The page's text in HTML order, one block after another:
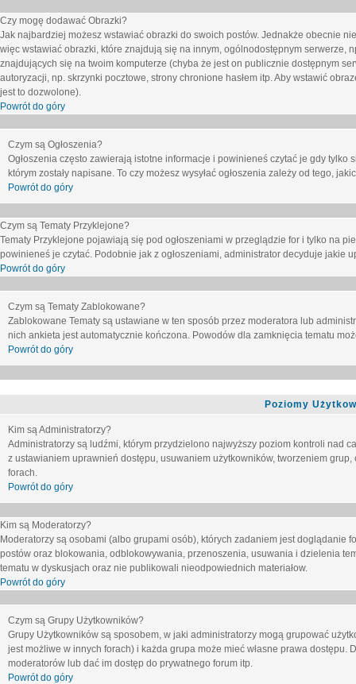
Czy mogę dodawać Obrazki?
Jak najbardziej możesz wstawiać obrazki do swoich postów. Jednakże obecnie
więc wstawiać obrazki, które znajdują się na innym, ogólnodostępnym serwerze,
znajdujących się na twoim komputerze (chyba że jest on publicznie dostępnym
autoryzacji, np. skrzynki pocztowe, strony chronione hasłem itp. Aby wstawić
jest to dozwolone).
Powrót do góry
Czym są Ogłoszenia?
Ogłoszenia często zawierają istotne informacje i powinieneś czytać je gdy
którym zostały napisane. To czy możesz wysyłać ogłoszenia zależy od tego,
Powrót do góry
Czym są Tematy Przyklejone?
Tematy Przyklejone pojawiają się pod ogłoszeniami w przeglądzie for i tylko na
powinieneś je czytać. Podobnie jak z ogłoszeniami, administrator decyduje
Powrót do góry
Czym są Tematy Zablokowane?
Zablokowane Tematy są ustawiane w ten sposób przez moderatora lub
nich ankieta jest automatycznie kończona. Powodów dla zamknięcia tematu
Powrót do góry
Poziomy
Kim są Administratorzy?
Administratorzy są ludźmi, którym przydzielono najwyższy poziom kontroli nad
z ustawianiem uprawnień dostępu, usuwaniem użytkowników, tworzeniem
forach.
Powrót do góry
Kim są Moderatorzy?
Moderatorzy są osobami (albo grupami osób), których zadaniem jest
postów oraz blokowania, odblokowywania, przenoszenia, usuwania i dzielenia
tematu w dyskusjach oraz nie publikowali nieodpowiednich materiałow.
Powrót do góry
Czym są Grupy Użytkowników?
Grupy Użytkowników są sposobem, w jaki administratorzy mogą grupować
jest możliwe w innych forach) i każda grupa może mieć własne prawa
moderatorów lub dać im dostęp do prywatnego forum itp.
Powrót do góry